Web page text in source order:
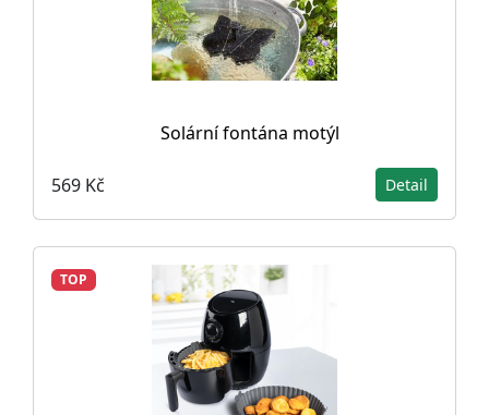
Solární fontána motýl
569 Kč Detail
TOP